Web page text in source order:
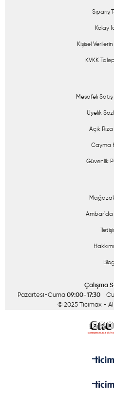
Sipariş
Kolay
Kişisel
KVKK
Mesafeli
Üyelik
Açık
Cayma
Güvenlik
Ambar'da
Blog
Çalışma
Pazartesi-Cuma 09:00-17:30
© 2025 Ticimax -